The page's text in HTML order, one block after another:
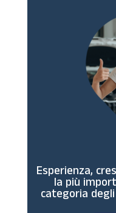
Esperienza,
la più
categoria